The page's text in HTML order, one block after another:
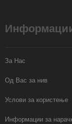
За Нас
Од Вас за нив
Услови за користење
Информации за